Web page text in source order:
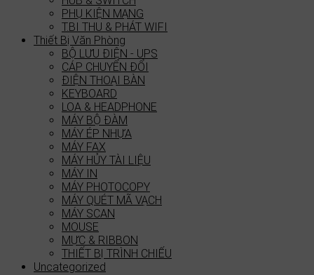
PHỤ KIỆN MẠNG
T.BI THU & PHÁT WIFI
Thiết Bị Văn Phòng
BỘ LƯU ĐIỆN - UPS
CÁP CHUYỂN ĐỔI
ĐIỆN THOẠI BÀN
KEYBOARD
LOA & HEADPHONE
MÁY BỘ ĐÀM
MÁY ÉP NHỰA
MÁY FAX
MÁY HỦY TÀI LIỆU
MÁY IN
MÁY PHOTOCOPY
MÁY QUÉT MÃ VẠCH
MÁY SCAN
MOUSE
MỰC & RIBBON
THIẾT BỊ TRÌNH CHIẾU
Uncategorized